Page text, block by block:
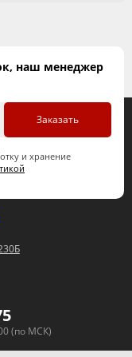
наш менеджер
Заказать
и хранение
(по МСК)